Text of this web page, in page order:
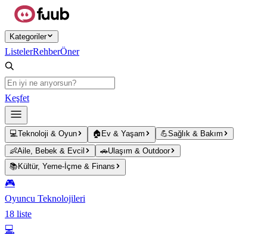
Ana içeriğe atla
Kategoriler
ListelerRehberÖner
Keşfet
💻Teknoloji & Oyun 🏠 Ev & Yaşam 💪Sağlık & Bakım
👶Aile, Bebek & Evcil 🚗Ulaşım & Outdoor
📚 Kültür, Yeme-İçme & Finans
🎮
Oyuncu Teknolojileri
18 liste
💻